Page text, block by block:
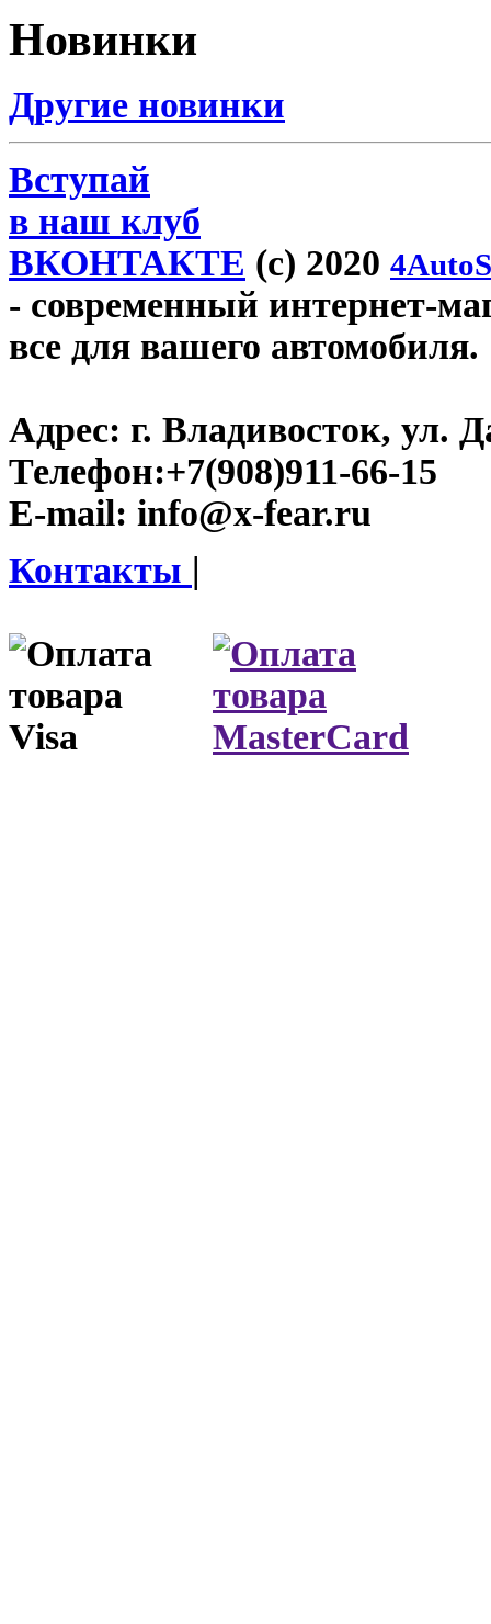
Новинки
Другие новинки
Вступай
в наш клуб
ВКОНТАКТЕ (c) 2020
- современный интернет-
все для вашего автомобиля.
Адрес: г. Владивосток, ул.
Телефон:+7(908)911-66-15
E-mail: info@x-fear.ru
Контакты |